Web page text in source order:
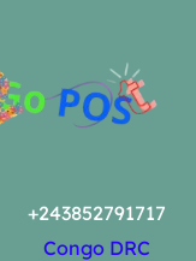
+243852791717
Congo DRC